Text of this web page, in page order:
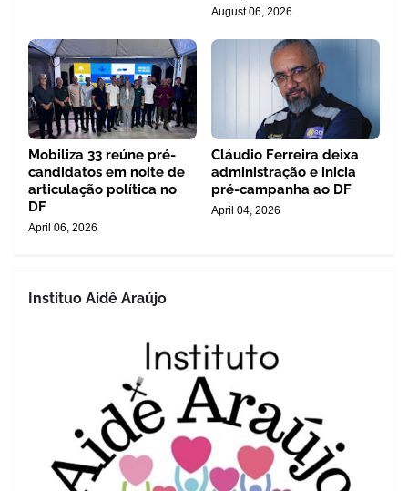
August 06, 2026
Mobiliza 33 reúne pré-
candidatos em noite de
articulação política no
DF
April 06, 2026
Cláudio Ferreira deixa
administração e inicia
pré-campanha ao DF
April 04, 2026
Instituo Aidê Araújo